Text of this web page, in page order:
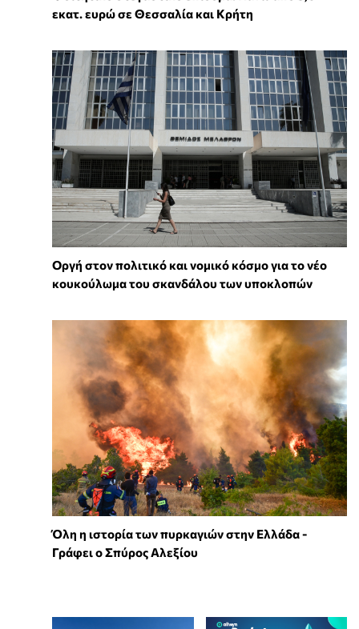
εκατ. ευρώ σε Θεσσαλία και Κρήτη
Οργή στον πολιτικό και νομικό κόσμο για το νέο
κουκούλωμα του σκανδάλου των υποκλοπών
Όλη η ιστορία των πυρκαγιών στην Ελλάδα -
Γράφει ο Σπύρος Αλεξίου